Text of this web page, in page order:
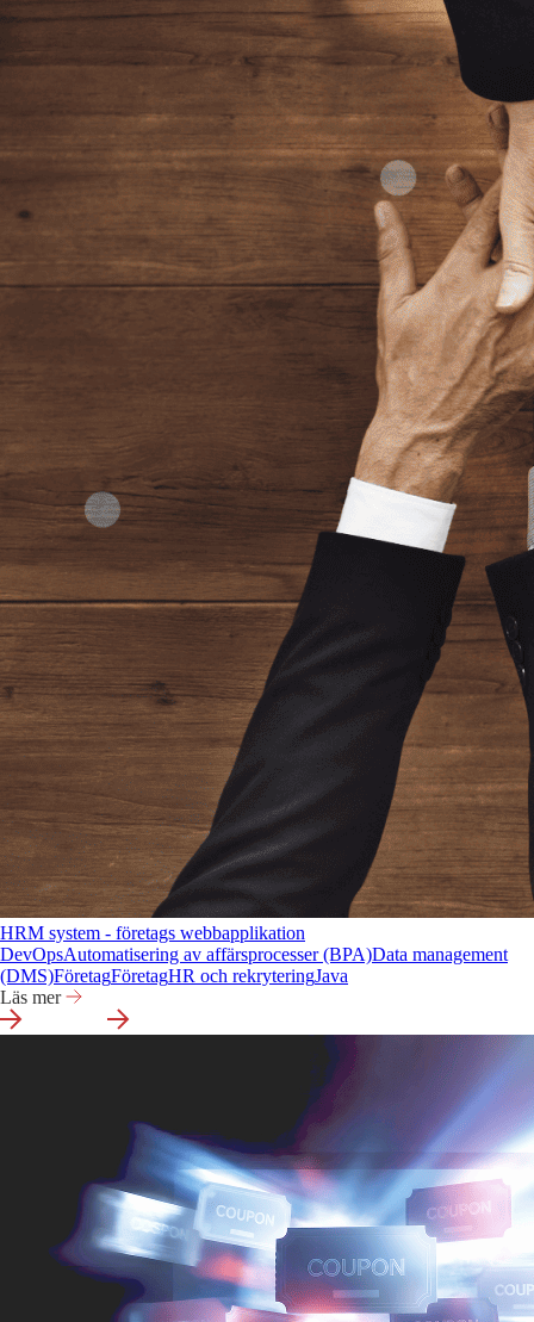
HRM system - företags webbapplikation
DevOpsAutomatisering av affärsprocesser (BPA)Data management
(DMS)FöretagFöretagHR och rekryteringJava
Läs mer